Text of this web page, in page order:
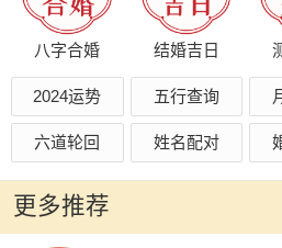
八字合婚 结婚吉日
2024运势 五行查询
六道轮回 姓名配对
更多推荐